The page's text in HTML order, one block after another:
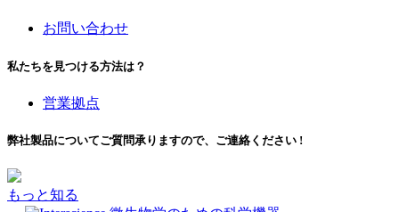
お問い合わせ
私たちを見つける方法は？
営業拠点
弊社製品についてご質問承りますので、ご連絡ください !
もっと知る